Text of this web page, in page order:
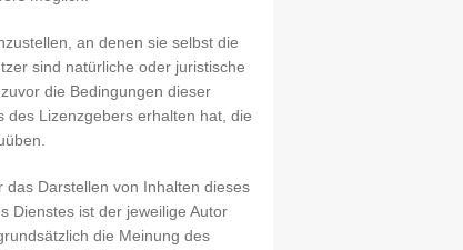
an denen sie selbst die
sind natürliche oder juristische
die Bedingungen dieser
des Lizenzgebers erhalten hat, die
Darstellen von Inhalten dieses
Dienstes ist der jeweilige Autor
die Meinung des